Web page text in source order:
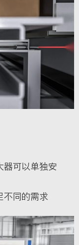
器可以单独安
不同的需求